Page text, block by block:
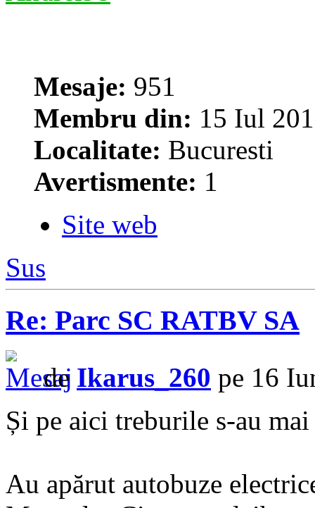
Mesaje: 951
Membru din: 15 Iul
Localitate: Bucuresti
Avertismente: 1
Site web
Sus
Re: Parc SC RATBV SA
de Ikarus_260 pe 16
Și pe aici treburile s-au
Au apărut autobuze